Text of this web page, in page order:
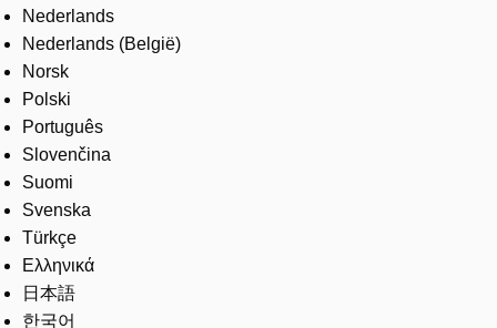
Nederlands
Nederlands (België)
Norsk
Polski
Português
Slovenčina
Suomi
Svenska
Türkçe
Ελληνικά
日本語
한국어